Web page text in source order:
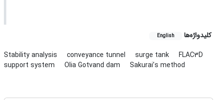
کلیدواژه‌ها English
Stability analysis conveyance tunnel surge tank
FLAC3D
support system
Olia Gotvand dam Sakurai’s method